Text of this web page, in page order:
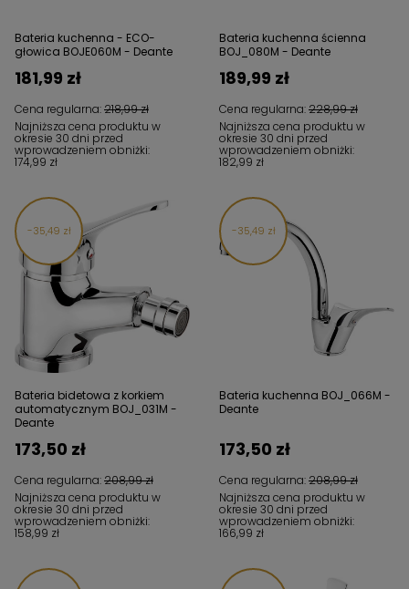
Bateria kuchenna - ECO-
głowica BOJE060M - Deante
Cena regularna:218,99 zł
181,99 zł
Najniższa cena produktu w
okresie 30 dni przed
wprowadzeniem obniżki:
174,99 zł
Bateria kuchenna ścienna
BOJ_080M - Deante
Cena regularna:228,99 zł
189,99 zł
Najniższa cena produktu w
okresie 30 dni przed
wprowadzeniem obniżki:
182,99 zł
35,49 zł
Bateria bidetowa z korkiem
automatycznym BOJ_031M -
Deante
Cena regularna:208,99 zł
173,50 zł
Najniższa cena produktu w
okresie 30 dni przed
wprowadzeniem obniżki:
158,99 zł
35,49 zł
Bateria kuchenna BOJ_066M -
Deante
Cena regularna:208,99 zł
173,50 zł
Najniższa cena produktu w
okresie 30 dni przed
wprowadzeniem obniżki:
166,99 zł